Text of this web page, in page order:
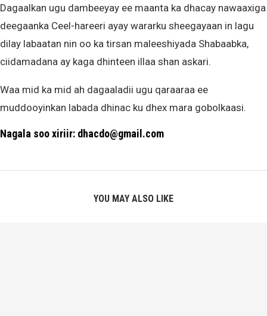
Dagaalkan ugu dambeeyay ee maanta ka dhacay nawaaxiga
deegaanka Ceel-hareeri ayay wararku sheegayaan in lagu
dilay labaatan nin oo ka tirsan maleeshiyada Shabaabka,
ciidamadana ay kaga dhinteen illaa shan askari.
Waa mid ka mid ah dagaaladii ugu qaraaraa ee
muddooyinkan labada dhinac ku dhex mara gobolkaasi.
Nagala soo xiriir: dhacdo@gmail.com
YOU MAY ALSO LIKE